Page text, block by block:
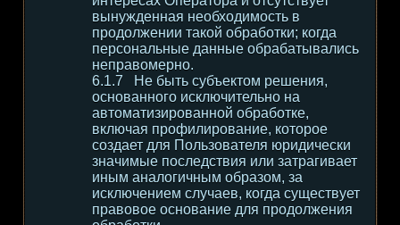
вынужденная необходимость в
продолжении такой обработки; когда
персональные данные обрабатывались
неправомерно.
Не быть субъектом решения,
основанного исключительно на
автоматизированной обработке,
включая профилирование, которое
создает для Пользователя юридически
значимые последствия или затрагивает
иным аналогичным образом, за
исключением случаев, когда существует
правовое основание для продолжения